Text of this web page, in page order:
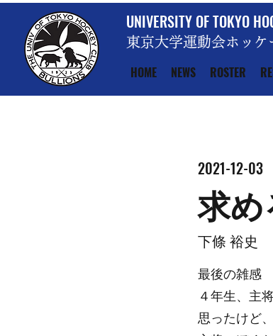
UNIVERSITY OF TOKYO
東京大学運動会ホッケ
HOME NEWS ROSTER
2021-12-03
求め
下條 裕史
最後の雑感
４年生、主
思ったけど